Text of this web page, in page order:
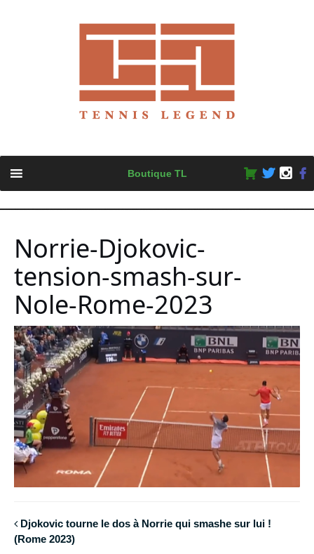
content
Boutique TL
Norrie-Djokovic-
tension-smash-sur-
Nole-Rome-2023
Djokovic tourne le dos à Norrie qui smashe sur lui !
(Rome 2023)